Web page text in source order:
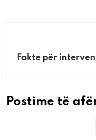
Fakte për
Postime të